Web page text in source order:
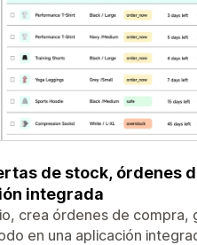
de stock, órdenes
integrada
crea órdenes de compra,
en una aplicación